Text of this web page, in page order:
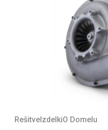
RešitveIzdelkiO Domelu